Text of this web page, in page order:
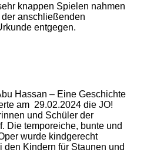
knappen Spielen nahmen
anschließenden
entgegen.
Hassan – Eine Geschichte
am 29.02.2024 die JO!
und Schüler der
Die temporeiche, bunte und
wurde kindgerecht
den Kindern für Staunen und